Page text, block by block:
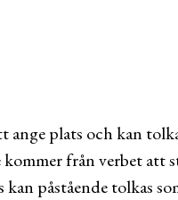
ange plats och kan
kommer från verbet att
påstående tolkas